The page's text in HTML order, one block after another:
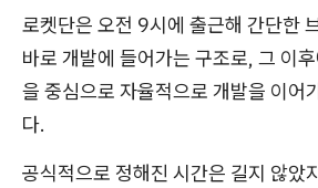
로켓단은 오전 9시에 출근해 간단한
바로 개발에 들어가는 구조로, 그 이
을 중심으로 자율적으로 개발을 이어
다.
공식적으로 정해진 시간은 길지 않았